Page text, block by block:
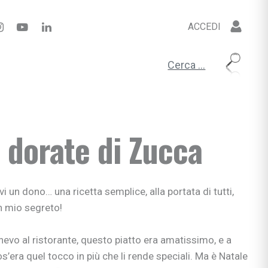
ACCEDI
Ricerca per:
di Zucca
un dono… una ricetta semplice, alla portata di tutti,
mio segreto!
al ristorante, questo piatto era amatissimo, e a
quel tocco in più che li rende speciali. Ma è Natale